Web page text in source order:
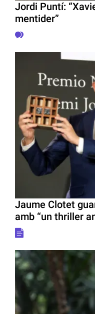
Jordi Puntí:
mentider”
Jaume Clotet
amb “un thriller